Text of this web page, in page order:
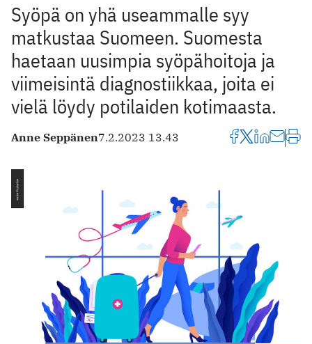
Syöpä on yhä useammalle syy
matkustaa Suomeen. Suomesta
haetaan uusimpia syöpähoitoja ja
viimeisintä diagnostiikkaa, joita ei
vielä löydy potilaiden kotimaasta.
Anne Seppänen7.2.2023 13.43